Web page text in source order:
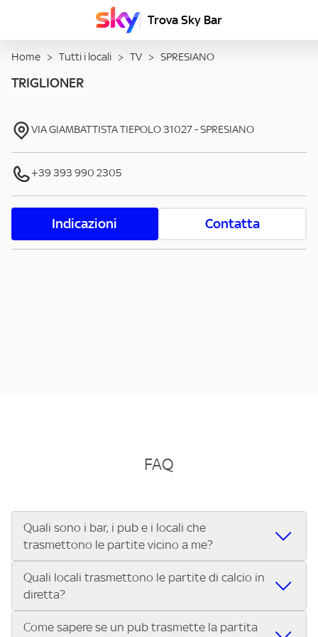
Trova Sky Bar
Home > Tutti i locali > TV > SPRESIANO
TRIGLIONER
VIA GIAMBATTISTA TIEPOLO31027-SPRESIANO
+39 393 990 2305
Indicazioni Contatta
FAQ
Quali sono i bar, i pub e i locali che
trasmettono le partite vicino a me?
Se cerchi un bar, pub, ristorante o locale vicino a te per
vedere le partite di Serie A ENILIVE, la Serie C Sky Wifi, la
UEFA Champions League, la UEFA Europa League, la UEFA
Conference League, il Tennis, la Formula 1®, la MotoGP™ e
Quali locali trasmettono le partite di calcio in
diretta?
Vuoi sapere quali bar, pub o ristoranti mostrano le partite
Come sapere se un pub trasmette la partita